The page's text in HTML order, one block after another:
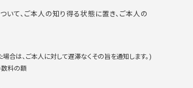
て、ご本人の知り得る状態に置き、ご本人の
合は、ご本人に対して遅滞なくその旨を通知します。)
料の額